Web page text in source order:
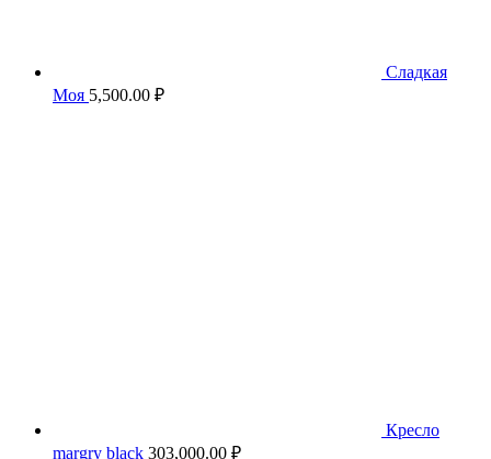
Сладкая
Моя 5,500.00 ₽
Кресло
margry black 303,000.00 ₽